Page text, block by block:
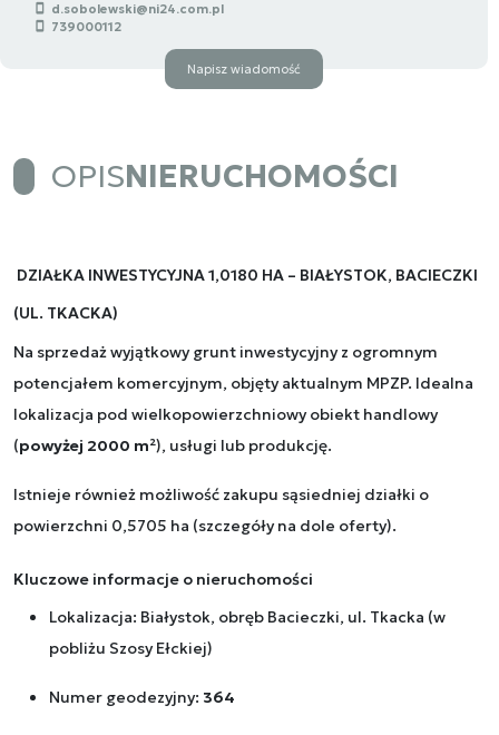
d.sobolewski@ni24.com.pl
739000112
Napisz wiadomość
OPISNIERUCHOMOŚCI
DZIAŁKA INWESTYCYJNA 1,0180 HA – BIAŁYSTOK, BACIECZKI
(UL. TKACKA)
Na sprzedaż wyjątkowy grunt inwestycyjny z ogromnym
potencjałem komercyjnym, objęty aktualnym MPZP. Idealna
lokalizacja pod wielkopowierzchniowy obiekt handlowy
(powyżej 2000 m²), usługi lub produkcję.
Istnieje również możliwość zakupu sąsiedniej działki o
powierzchni 0,5705 ha (szczegóły na dole oferty).
Kluczowe informacje o nieruchomości
Lokalizacja: Białystok, obręb Bacieczki, ul. Tkacka (w
pobliżu Szosy Ełckiej)
Numer geodezyjny: 364